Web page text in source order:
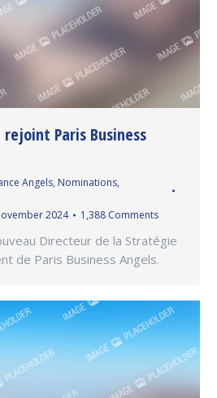
Paris Business
Angels, Nominations,
2024 1,388 Comments
Directeur de la Stratégie
de Paris Business Angels.